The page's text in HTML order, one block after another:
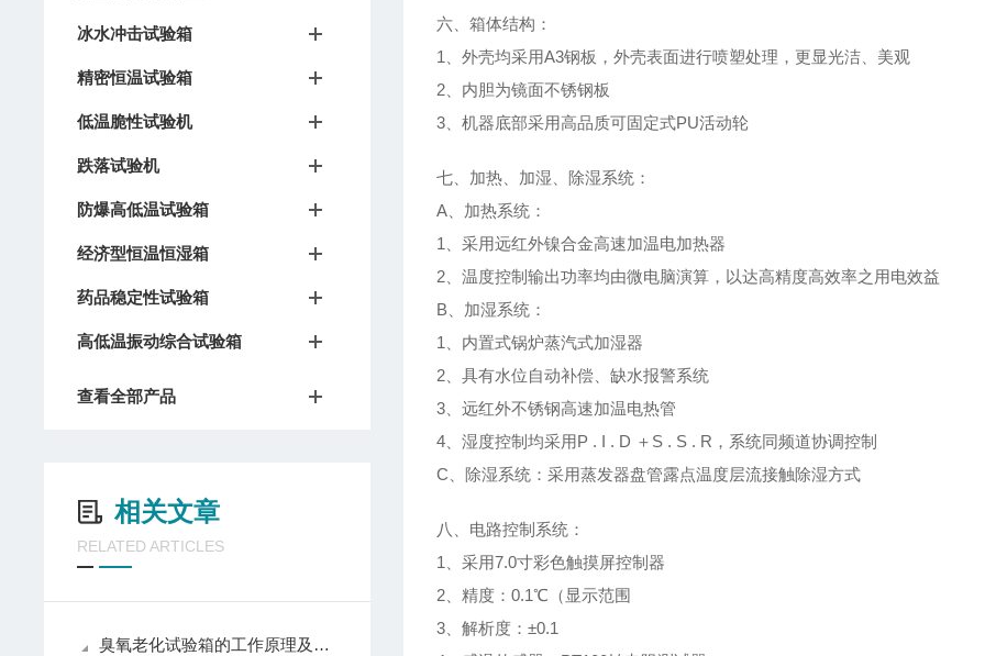
冰水冲击试验箱
精密恒温试验箱
低温脆性试验机
跌落试验机
防爆高低温试验箱
经济型恒温恒湿箱
药品稳定性试验箱
高低温振动综合试验箱
查看全部产品
相关文章
RELATED ARTICLES
臭氧老化试验箱的工作原理及技术特点
六、箱体结构：
1、外壳均采用A3钢板，外壳表面进行喷塑处理，更显光洁、美观
2、内胆为镜面不锈钢板
3、机器底部采用高品质可固定式PU活动轮
七、加热、加湿、除湿系统：
A、加热系统：
1、采用远红外镍合金高速加温电加热器
2、温度控制输出功率均由微电脑演算，以达高精度高效率之用电效益
B、加湿系统：
1、内置式锅炉蒸汽式加湿器
2、具有水位自动补偿、缺水报警系统
3、远红外不锈钢高速加温电热管
4、湿度控制均采用P . I . D ＋S . S . R，系统同频道协调控制
C、除湿系统：采用蒸发器盘管露点温度层流接触除湿方式
八、电路控制系统：
1、采用7.0寸彩色触摸屏控制器
2、精度：0.1℃（显示范围
3、解析度：±0.1